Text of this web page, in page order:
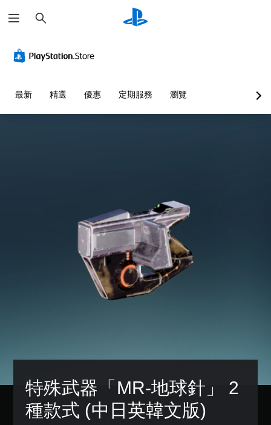
尋
最新 精選 優惠 定期服務 瀏覽
特殊武器「MR-地球針」 2
種款式 (中日英韓文版)